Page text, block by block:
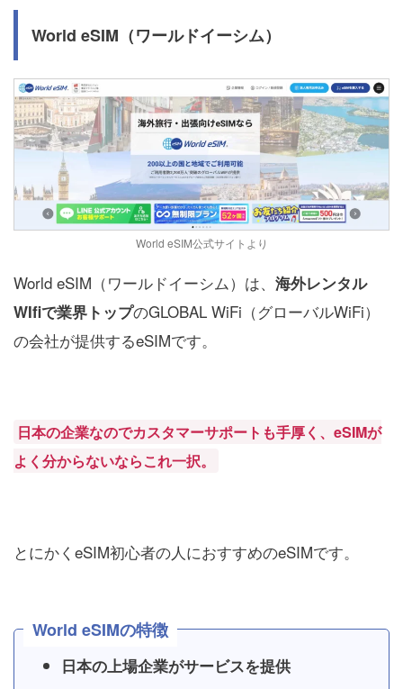
World eSIM（ワールドイーシム）
World eSIM公式サイトより
World eSIM（ワールドイーシム）は、 海外レンタル
WIfiで業界トップのGLOBAL WiFi（グローバルWiFi）
の会社が提供するeSIMです。
日本の企業なのでカスタマーサポートも手厚く、eSIMが
よく分からないならこれ一択。
とにかくeSIM初心者の人におすすめのeSIMです。
World eSIMの特徴
日本の上場企業がサービスを提供